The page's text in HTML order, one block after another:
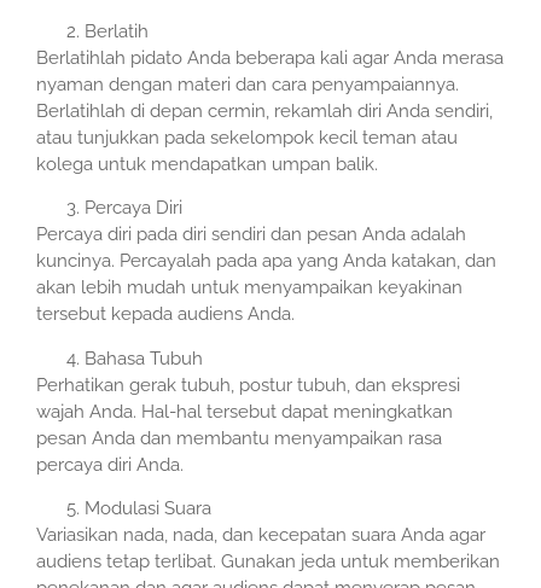
Berlatih
Berlatihlah pidato Anda beberapa kali agar Anda merasa
nyaman dengan materi dan cara penyampaiannya.
Berlatihlah di depan cermin, rekamlah diri Anda sendiri,
atau tunjukkan pada sekelompok kecil teman atau
kolega untuk mendapatkan umpan balik.
Percaya Diri
Percaya diri pada diri sendiri dan pesan Anda adalah
kuncinya. Percayalah pada apa yang Anda katakan, dan
akan lebih mudah untuk menyampaikan keyakinan
tersebut kepada audiens Anda.
Bahasa Tubuh
Perhatikan gerak tubuh, postur tubuh, dan ekspresi
wajah Anda. Hal-hal tersebut dapat meningkatkan
pesan Anda dan membantu menyampaikan rasa
percaya diri Anda.
Modulasi Suara
Variasikan nada, nada, dan kecepatan suara Anda agar
audiens tetap terlibat. Gunakan jeda untuk memberikan